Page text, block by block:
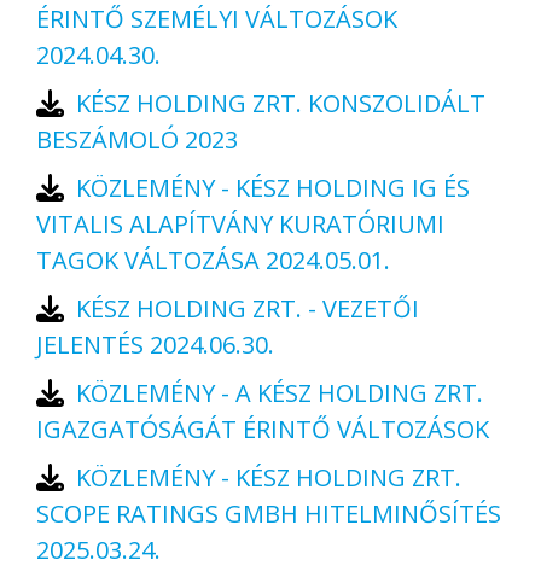
ÉRINTŐ SZEMÉLYI VÁLTOZÁSOK
2024.04.30.
KÉSZ HOLDING ZRT. KONSZOLIDÁLT
BESZÁMOLÓ 2023
KÖZLEMÉNY - KÉSZ HOLDING IG ÉS
VITALIS ALAPÍTVÁNY KURATÓRIUMI
TAGOK VÁLTOZÁSA 2024.05.01.
KÉSZ HOLDING ZRT. - VEZETŐI
JELENTÉS 2024.06.30.
KÖZLEMÉNY - A KÉSZ HOLDING ZRT.
IGAZGATÓSÁGÁT ÉRINTŐ VÁLTOZÁSOK
KÖZLEMÉNY - KÉSZ HOLDING ZRT.
SCOPE RATINGS GMBH HITELMINŐSÍTÉS
2025.03.24.